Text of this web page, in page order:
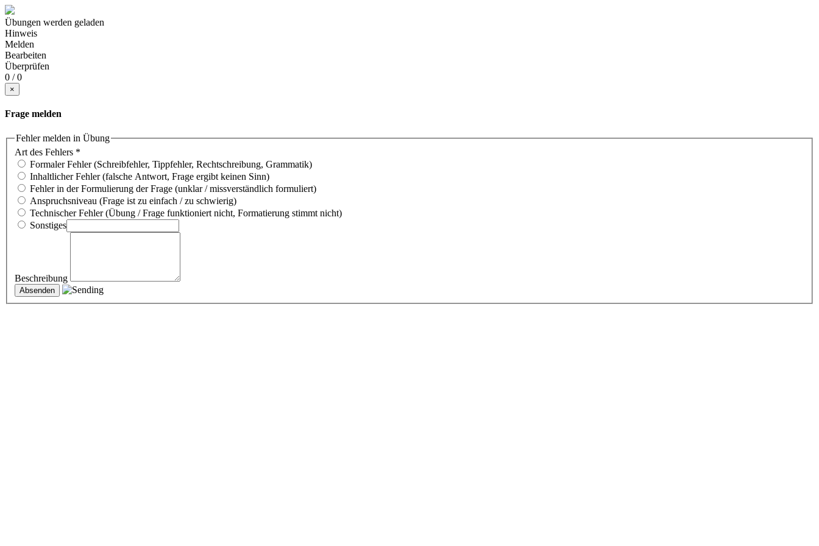
Übungen werden geladen
Hinweis
Melden
Bearbeiten
Überprüfen
0 / 0
×
Frage melden
Fehler melden in Übung
Art des Fehlers *
Formaler Fehler (Schreibfehler, Tippfehler, Rechtschreibung, Grammatik)
Inhaltlicher Fehler (falsche Antwort, Frage ergibt keinen Sinn)
Fehler in der Formulierung der Frage (unklar / missverständlich formuliert)
Anspruchsniveau (Frage ist zu einfach / zu schwierig)
Technischer Fehler (Übung / Frage funktioniert nicht, Formatierung stimmt nicht)
Sonstiges
Beschreibung